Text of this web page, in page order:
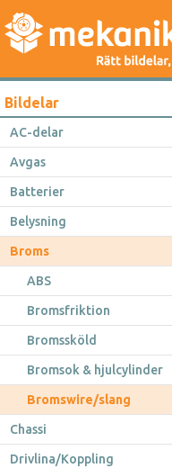
Bildelar
AC-delar
Avgas
Batterier
Belysning
Broms
ABS
Bromsfriktion
Bromssköld
Bromsok & hjulcylinder
Bromswire/slang
Chassi
Drivlina/Koppling